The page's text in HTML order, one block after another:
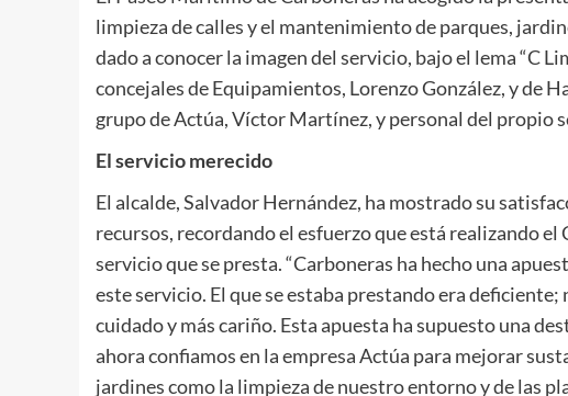
limpieza de calles y el mantenimiento de parques,
dado a conocer la imagen del servicio, bajo el lema “C
concejales de Equipamientos, Lorenzo González, y de
grupo de Actúa, Víctor Martínez, y personal del propio
El servicio merecido
El alcalde, Salvador Hernández, ha mostrado su
recursos, recordando el esfuerzo que está realizando
servicio que se presta. “Carboneras ha hecho una
este servicio. El que se estaba prestando era
cuidado y más cariño. Esta apuesta ha supuesto una
ahora confiamos en la empresa Actúa para mejorar
jardines como la limpieza de nuestro entorno y de las